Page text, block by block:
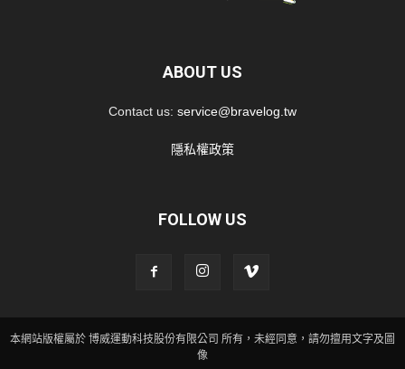
ABOUT US
Contact us: service@bravelog.tw
隱私權政策
FOLLOW US
本網站版權屬於 博威運動科技股份有限公司 所有，未經同意，請勿擅用文字及圖
像